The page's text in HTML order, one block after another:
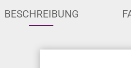
BESCHREIBUNG